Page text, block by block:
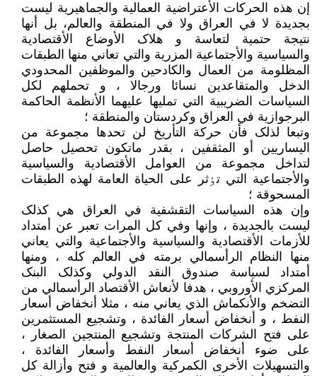
إن هذه الحرکات الأعتراضیة العمالیة والجماهیریة لیست
بجدیدة لا في العراق ولا في المنطقة والعالم، بل أنها
نتیجة حتمیة لتعاسة و هلاک الأوضاع الأقتصادیة
والسیاسیة والأجتماعیة المزریة والتي تعاني منها الطبقات
المظلومة من العمال والکادحین والموظفین المحدودي
الدخل والمتقاعدین نسائا ورجالا ، و تحملهم لکل
السیاسات الضریبیة التي تملیها علیهما الأنظمة الحاکمة
البرجوازیة في العراق وکردستان والمنطقة ؛
وتبعا لذلک فأن حرکة التأریخ لن تحدها مجموعة من
الیساریین أو المثقفین ، بقدر ماتکون تحصیل حاصل
لتداخل مجموعة من العوامل الأقتصادیة والسیاسیة
والأجتماعیة التي تٶثر علی الحیاة العامة لهذه الطبقات
المسحوقة ؛
وإن هذه السیاسات التقشفیة في العراق هي کذلک
لیست بالجدیدة ، وإنها وفي کل المرات تعبر عن أمتداد
للأزمات الأقتصادیة والسیاسیة والأجتماعیة والتي یعاني
منها النظام الرأسمالي برمته في العالم کله ، ومنها
أمتداد لسیاسة صندوق النقد الدولي وکذلک البنک
المرکزي الأوروبي ، هدفا لأنعاش الأقتصاد الرأسمالي من
التضخم والأنکماش الذي یعاني منه ، مثلا أنخفاض أسعار
النفط ، و أنخفاض أسعار الفائدة ، وتشجیع المستثمرین
علی فتح الشرکات المنتجة وتشجیع المنتجین الصغار ،
علی ضوء أنخفاض أسعار النفط وأسعار الفائدة ،
والتسهیلات الأخری الکمرکیة والعالمیة و فتح وأزالة کل